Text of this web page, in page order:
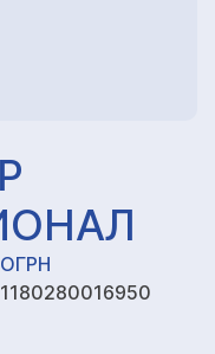
ОГРН
1180280016950